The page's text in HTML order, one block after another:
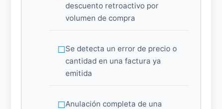
descuento retroactivo por
volumen de compra
Se detecta un error de precio o
cantidad en una factura ya
emitida
Anulación completa de una